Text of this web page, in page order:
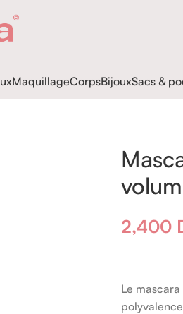
MaquillageCorpsBijouxSacs &
2,400
Le